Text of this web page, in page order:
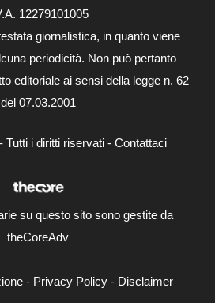
12279101005
giornalistica, in quanto viene
periodicità. Non può pertanto
editoriale ai sensi della legge n. 62
del 07.03.2001
Tutti i diritti riservati - Contattaci
su questo sito sono gestite da
theCoreAdv
- Privacy Policy- Disclaimer